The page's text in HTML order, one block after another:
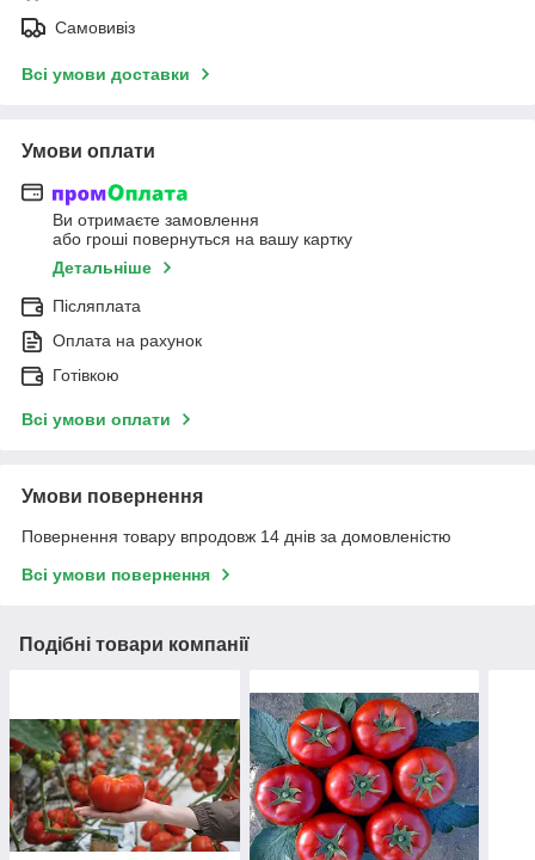
Самовивіз
Всі умови доставки
Умови оплати
Ви отримаєте замовлення
або гроші повернуться на вашу картку
Детальніше
Післяплата
Оплата на рахунок
Готівкою
Всі умови оплати
Умови повернення
Повернення товару впродовж 14 днів за домовленістю
Всі умови повернення
Подібні товари компанії